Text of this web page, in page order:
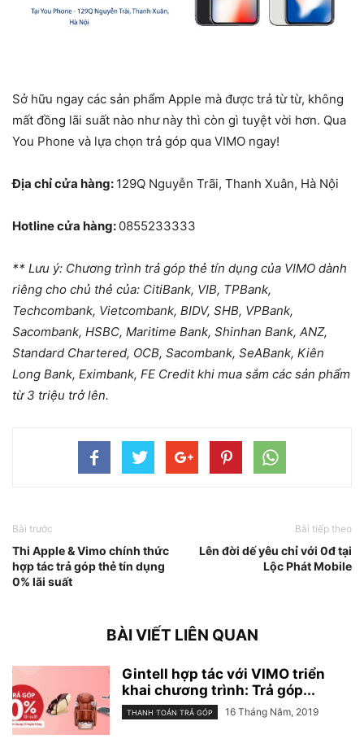
Sở hữu ngay các sản phẩm Apple mà được trả từ từ, không
mất đồng lãi suất nào như này thì còn gì tuyệt vời hơn. Qua
You Phone và lựa chọn trả góp qua VIMO ngay!
Địa chỉ cửa hàng: 129Q Nguyễn Trãi, Thanh Xuân, Hà Nội
Hotline cửa hàng: 0855233333
** Lưu ý: Chương trình trả góp thẻ tín dụng của VIMO dành
riêng cho chủ thẻ của: CitiBank, VIB, TPBank,
Techcombank, Vietcombank, BIDV, SHB, VPBank,
Sacombank, HSBC, Maritime Bank, Shinhan Bank, ANZ,
Standard Chartered, OCB, Sacombank, SeABank, Kiên
Long Bank, Eximbank, FE Credit khi mua sắm các sản phẩm
từ 3 triệu trở lên.
Bài trước
Thi Apple & Vimo chính thức
hợp tác trả góp thẻ tín dụng
0% lãi suất
Bài tiếp theo
Lên đời dế yêu chỉ với 0đ tại
Lộc Phát Mobile
BÀI VIẾT LIÊN QUAN
Gintell hợp tác với VIMO triển
khai chương trình: Trả góp...
THANH TOÁN TRẢ GÓP 16 Tháng Năm, 2019